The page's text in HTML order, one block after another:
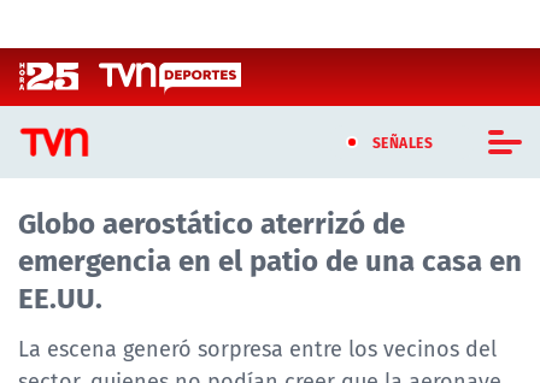
SEÑALES
CASTING MASTERCHEF CHILE
CASTING TVN VERTICAL
Globo aerostático aterrizó de
emergencia en el patio de una casa en
EE.UU.
La escena generó sorpresa entre los vecinos del